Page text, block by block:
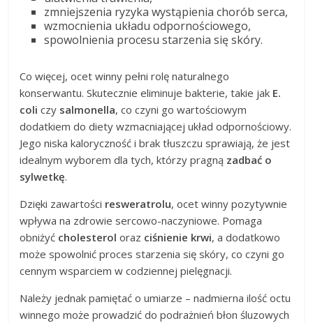
zmniejszenia ryzyka wystąpienia chorób serca,
wzmocnienia układu odpornościowego,
spowolnienia procesu starzenia się skóry.
Co więcej, ocet winny pełni rolę naturalnego
konserwantu. Skutecznie eliminuje bakterie, takie jak E.
coli czy salmonella, co czyni go wartościowym
dodatkiem do diety wzmacniającej układ odpornościowy.
Jego niska kaloryczność i brak tłuszczu sprawiają, że jest
idealnym wyborem dla tych, którzy pragną zadbać o
sylwetkę.
Dzięki zawartości resweratrolu, ocet winny pozytywnie
wpływa na zdrowie sercowo-naczyniowe. Pomaga
obniżyć cholesterol oraz ciśnienie krwi, a dodatkowo
może spowolnić proces starzenia się skóry, co czyni go
cennym wsparciem w codziennej pielęgnacji.
Należy jednak pamiętać o umiarze – nadmierna ilość octu
winnego może prowadzić do podrażnień błon śluzowych